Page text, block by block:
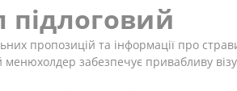
пропозицій та інформації про
забезпечує привабливу